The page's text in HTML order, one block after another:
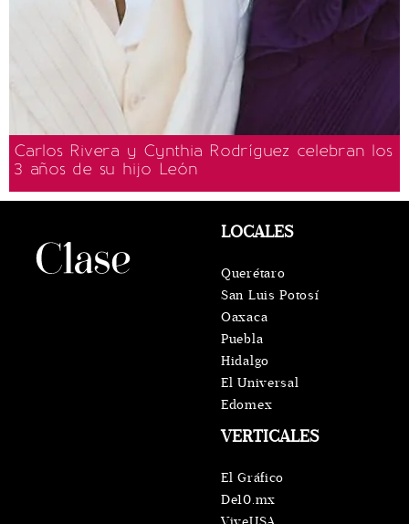
Carlos Rivera y Cynthia Rodríguez celebran los
3 años de su hijo León
VERTICALES
El Gráfico
De10.mx
LOCALES
Querétaro
San Luis Potosí
Oaxaca
Puebla
Hidalgo
El Universal
Edomex